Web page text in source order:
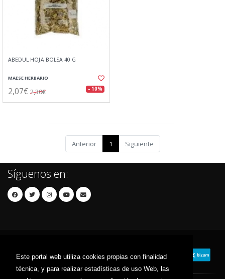
Este portal web utiliza cookies propias con finalidad
técnica, y para realizar estadísticas de uso Web, las
ABEDUL HOJA BOLSA 40 G
MAESE HERBARIO
2,07€ 2,30€ - 10%
Anterior 1 Siguiente
Síguenos en: